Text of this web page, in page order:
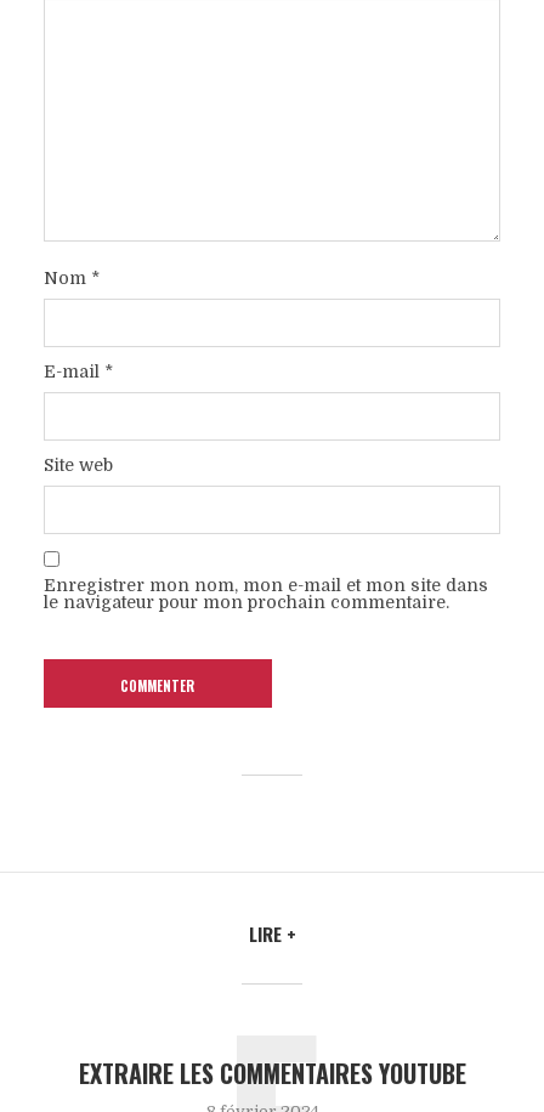
Nom *
E-mail *
Site web
Enregistrer mon nom, mon e-mail et mon site dans
le navigateur pour mon prochain commentaire.
LIRE +
EXTRAIRE LES COMMENTAIRES YOUTUBE